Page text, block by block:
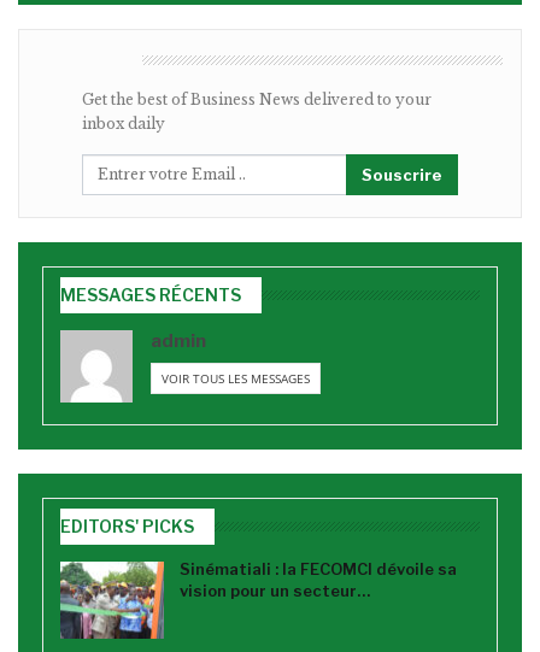
Get the best of Business News delivered to your
inbox daily
Souscrire
MESSAGES RÉCENTS
admin
VOIR TOUS LES MESSAGES
EDITORS' PICKS
Sinématiali : la FECOMCI dévoile sa
vision pour un secteur…